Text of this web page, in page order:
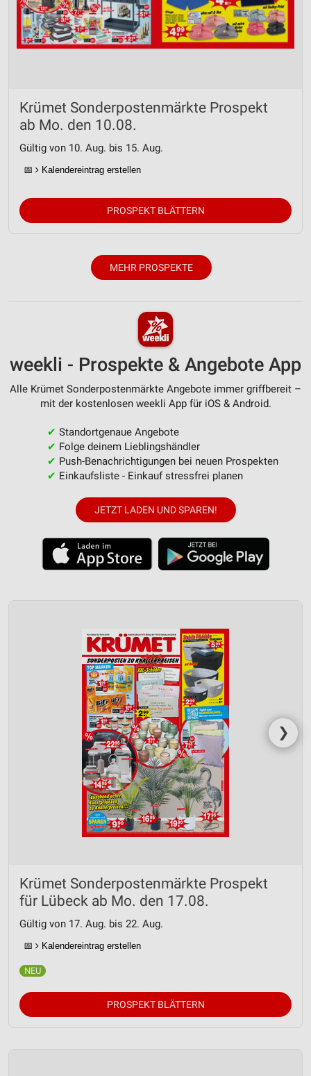
Krümet Sonderpostenmärkte Prospekt
ab Mo. den 10.08.
Gültig von 10. Aug. bis 15. Aug.
📅 Kalendereintrag erstellen
PROSPEKT BLÄTTERN
MEHR PROSPEKTE
weekli - Prospekte & Angebote App
Alle Krümet Sonderpostenmärkte Angebote immer griffbereit –
mit der kostenlosen weekli App für iOS & Android.
✔ Standortgenaue Angebote
✔ Folge deinem Lieblingshändler
✔ Push-Benachrichtigungen bei neuen Prospekten
✔ Einkaufsliste - Einkauf stressfrei planen
JETZT LADEN UND SPAREN!
❯
Krümet Sonderpostenmärkte Prospekt
für Lübeck ab Mo. den 17.08.
Gültig von 17. Aug. bis 22. Aug.
📅 Kalendereintrag erstellen
PROSPEKT BLÄTTERN